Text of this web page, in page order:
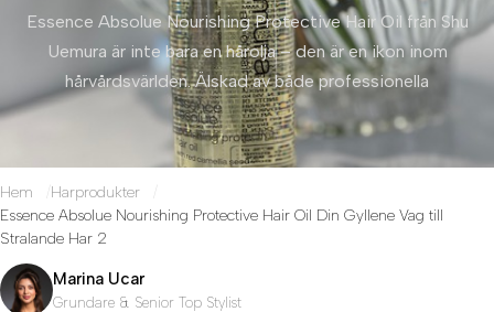
Essence Absolue Nourishing Protective Hair Oil från Shu
Uemura är inte bara en hårolja – den är en ikon inom
hårvårdsvärlden. Älskad av både professionella
Hem
Harprodukter
Essence Absolue Nourishing Protective Hair Oil Din Gyllene Vag till
Stralande Har 2
Marina Ucar
Grundare & Senior Top Stylist